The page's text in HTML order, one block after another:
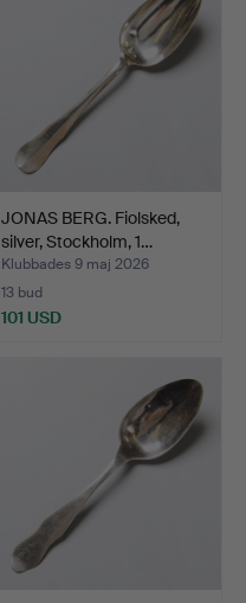
JONAS BERG. Fiolsked,
silver, Stockholm, 1…
Klubbades 9 maj 2026
13 bud
101 USD